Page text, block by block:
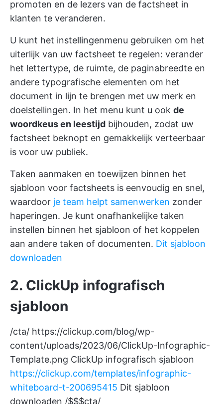
promoten en de lezers van de factsheet in
klanten te veranderen.
U kunt het instellingenmenu gebruiken om het
uiterlijk van uw factsheet te regelen: verander
het lettertype, de ruimte, de paginabreedte en
andere typografische elementen om het
document in lijn te brengen met uw merk en
doelstellingen. In het menu kunt u ook de
woordkeus en leestijd bijhouden, zodat uw
factsheet beknopt en gemakkelijk verteerbaar
is voor uw publiek.
Taken aanmaken en toewijzen binnen het
sjabloon voor factsheets is eenvoudig en snel,
waardoor je team helpt samenwerken zonder
haperingen. Je kunt onafhankelijke taken
instellen binnen het sjabloon of het koppelen
aan andere taken of documenten. Dit sjabloon
downloaden
2. ClickUp infografisch
sjabloon
/cta/ https://clickup.com/blog/wp-
content/uploads/2023/06/ClickUp-Infographic-
Template.png ClickUp infografisch sjabloon
https://clickup.com/templates/infographic-
whiteboard-t-200695415 Dit sjabloon
downloaden /$$$cta/